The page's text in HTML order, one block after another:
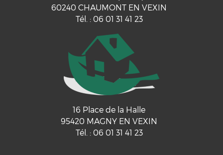
60240 CHAUMONT EN VEXIN
Tél. : 06 01 31 41 23
16 Place de la Halle
95420 MAGNY EN VEXIN
Tél. : 06 01 31 41 23